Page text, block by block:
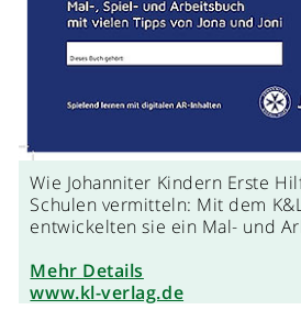
Wie Johanniter Kindern Erste
Schulen vermitteln: Mit dem
entwickelten sie ein Mal- und
Mehr Details
www.kl-verlag.de